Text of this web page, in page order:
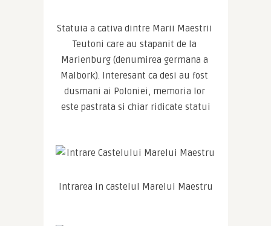
Statuia a cativa dintre Marii Maestrii
Teutoni care au stapanit de la
Marienburg (denumirea germana a
Malbork). Interesant ca desi au fost
dusmani ai Poloniei, memoria lor
este pastrata si chiar ridicate statui
Intrarea in castelul Marelui Maestru